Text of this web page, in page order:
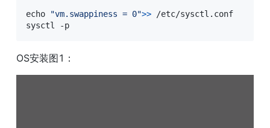
echo "vm.swappiness = 0">> /etc/sysctl.conf
sysctl -p
OS安装图1：